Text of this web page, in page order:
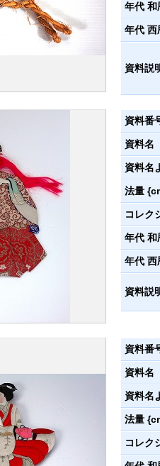
年代 和
年代 西
資料説
資料番
資料名
資料名
法量
コレク
年代 和
年代 西
資料説
資料番
資料名
資料名
法量
コレク